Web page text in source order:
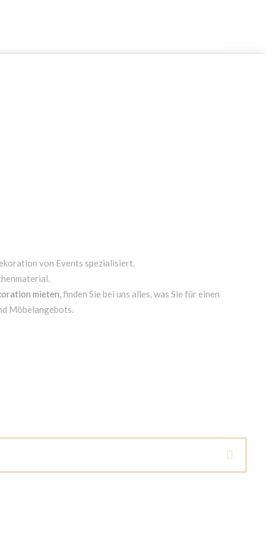
von Events spezialisiert.
mieten, finden Sie bei uns alles, was Sie für einen
Möbelangebots.